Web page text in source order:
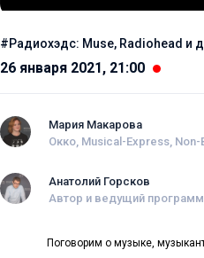
#Радиохэдс: Muse, Radiohead и
26 января 2021, 21:00
Мария Макарова
Окко, Musical-Express, Non-
Анатолий Горсков
Автор и ведущий
Поговорим о музыке,